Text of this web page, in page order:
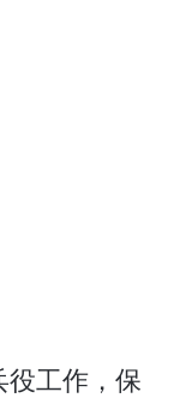
工作，保